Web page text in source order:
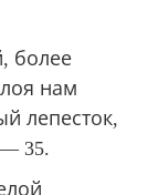
более
нам
лепесток,
35.